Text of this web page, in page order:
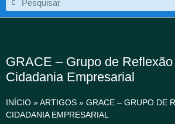
GRACE – Grupo de
Cidadania Empresarial
INÍCIO »ARTIGOS » GRACE – GRUPO DE
CIDADANIA EMPRESARIAL